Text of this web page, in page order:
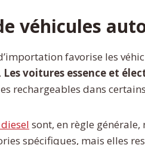
véhicules
favorise les
Les voitures essence et
rechargeables dans
sont, en règle
spécifiques, mais elles